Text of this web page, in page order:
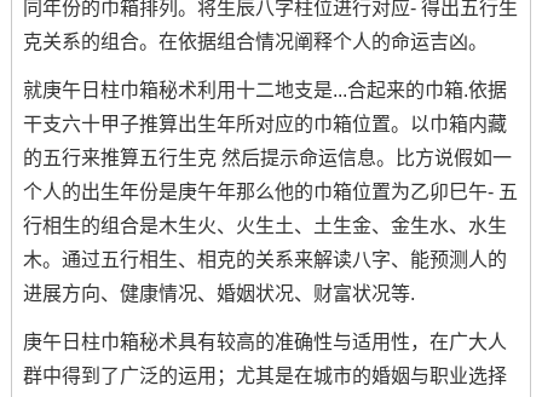
同年份的巾箱排列。将生辰八字柱位进行对应- 得出五行生
克关系的组合。在依据组合情况阐释个人的命运吉凶。
就庚午日柱巾箱秘术利用十二地支是...合起来的巾箱.依据
干支六十甲子推算出生年所对应的巾箱位置。以巾箱内藏
的五行来推算五行生克 然后提示命运信息。比方说假如一
个人的出生年份是庚午年那么他的巾箱位置为乙卯巳午- 五
行相生的组合是木生火、火生土、土生金、金生水、水生
木。通过五行相生、相克的关系来解读八字、能预测人的
进展方向、健康情况、婚姻状况、财富状况等.
庚午日柱巾箱秘术具有较高的准确性与适用性，在广大人
群中得到了广泛的运用；尤其是在城市的婚姻与职业选择